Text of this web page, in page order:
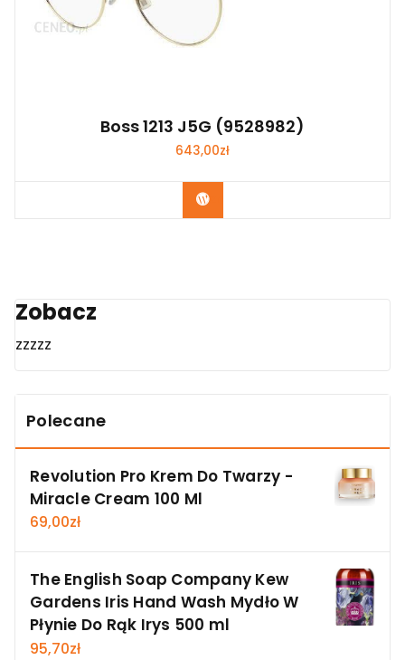
Boss 1213 J5G (9528982)
643,00zł
Zobacz
Zobacz
zzzzz
Polecane
Revolution Pro Krem Do Twarzy -
Miracle Cream 100 Ml
69,00zł
The English Soap Company Kew
Gardens Iris Hand Wash Mydło W
Płynie Do Rąk Irys 500 ml
95,70zł